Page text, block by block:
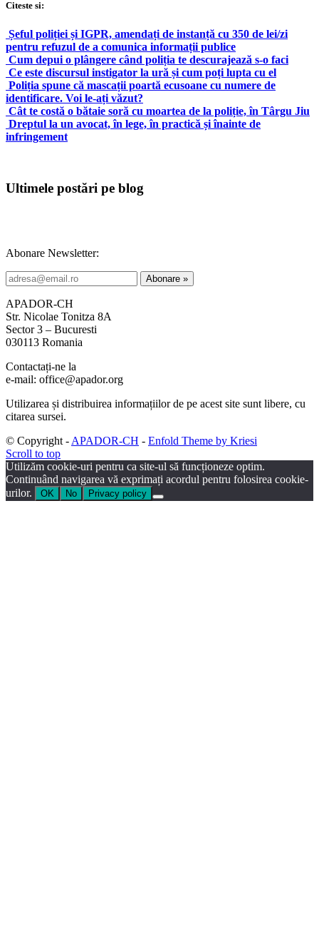
Citeste si:
Șeful poliției și IGPR, amendați de instanță cu 350 de lei/zi
pentru refuzul de a comunica informații publice
Cum depui o plângere când poliția te descurajează s-o faci
Ce este discursul instigator la ură și cum poți lupta cu el
Poliția spune că mascații poartă ecusoane cu numere de
identificare. Voi le-ați văzut?
Cât te costă o bătaie soră cu moartea de la poliție, în Târgu Jiu
Dreptul la un avocat, în lege, în practică și înainte de
infringement
Ultimele postări pe blog
Abonare Newsletter:
APADOR-CH
Str. Nicolae Tonitza 8A
Sector 3 – Bucuresti
030113 Romania
Contactați-ne la
e-mail: office@apador.org
Utilizarea și distribuirea informațiilor de pe acest site sunt libere, cu
citarea sursei.
© Copyright - APADOR-CH - Enfold Theme by Kriesi
Scroll to top
Utilizăm cookie-uri pentru ca site-ul să funcționeze optim.
Continuând navigarea vă exprimați acordul pentru folosirea cookie-
urilor.
OK No Privacy policy